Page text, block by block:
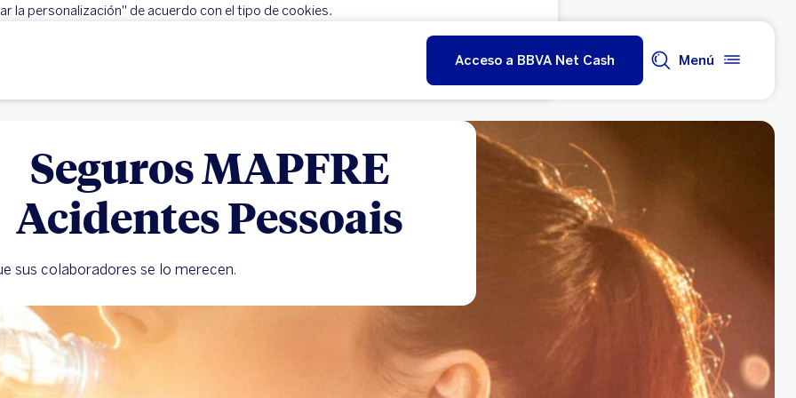
la personalización" de acuerdo con el tipo de cookies.
Acceso a BBVA Net Cash Menú
Seguros MAPFRE
Acidentes Pessoais
sus colaboradores se lo merecen.